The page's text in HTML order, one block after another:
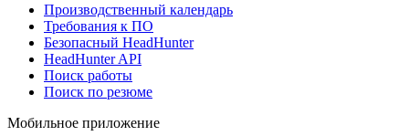
Производственный календарь
Требования к ПО
Безопасный HeadHunter
HeadHunter API
Поиск работы
Поиск по резюме
Мобильное приложение